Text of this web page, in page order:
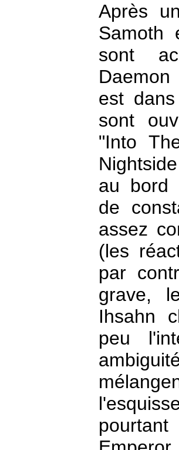
Après
Samoth
sont
est
sont
"Into
au bord
de
assez
(les
par
grave,
Ihsahn
peu